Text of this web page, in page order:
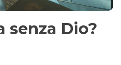
senza Dio?